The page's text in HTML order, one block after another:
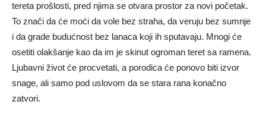
tereta prošlosti, pred njima se otvara prostor za novi početak.
To znači da će moći da vole bez straha, da veruju bez sumnje
i da grade budućnost bez lanaca koji ih sputavaju. Mnogi će
osetiti olakšanje kao da im je skinut ogroman teret sa ramena.
Ljubavni život će procvetati, a porodica će ponovo biti izvor
snage, ali samo pod uslovom da se stara rana konačno
zatvori.